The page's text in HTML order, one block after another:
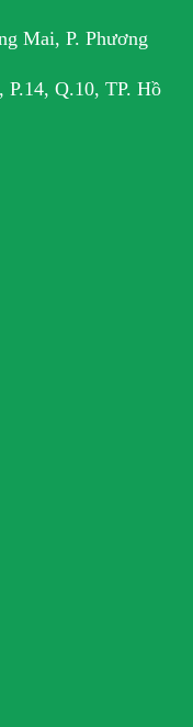
Mai, P. Phương
P.14, Q.10, TP. Hồ
(Hà Nội)